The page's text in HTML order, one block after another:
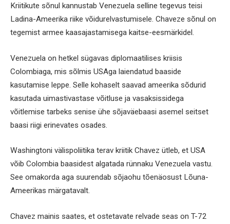
Kriitikute sõnul kannustab Venezuela selline tegevus teisi
Ladina-Ameerika riike võidurelvastumisele. Chaveze sõnul on
tegemist armee kaasajastamisega kaitse-eesmärkidel.
Venezuela on hetkel sügavas diplomaatilises kriisis
Colombiaga, mis sõlmis USAga laiendatud baaside
kasutamise leppe. Selle kohaselt saavad ameerika sõdurid
kasutada uimastivastase võitluse ja vasaksissidega
võitlemise tarbeks senise ühe sõjaväebaasi asemel seitset
baasi riigi erinevates osades.
Washingtoni välispoliitika terav kriitik Chavez ütleb, et USA
võib Colombia baasidest algatada rünnaku Venezuela vastu.
See omakorda aga suurendab sõjaohu tõenäosust Lõuna-
Ameerikas märgatavalt.
Chavez mainis saates, et ostetavate relvade seas on T-72